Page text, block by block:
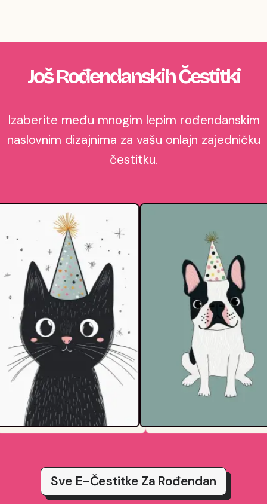
Još Rođendanskih Čestitki
Izaberite među mnogim lepim rođendanskim
naslovnim dizajnima za vašu onlajn zajedničku
čestitku.
Sve E-Čestitke Za Rođendan